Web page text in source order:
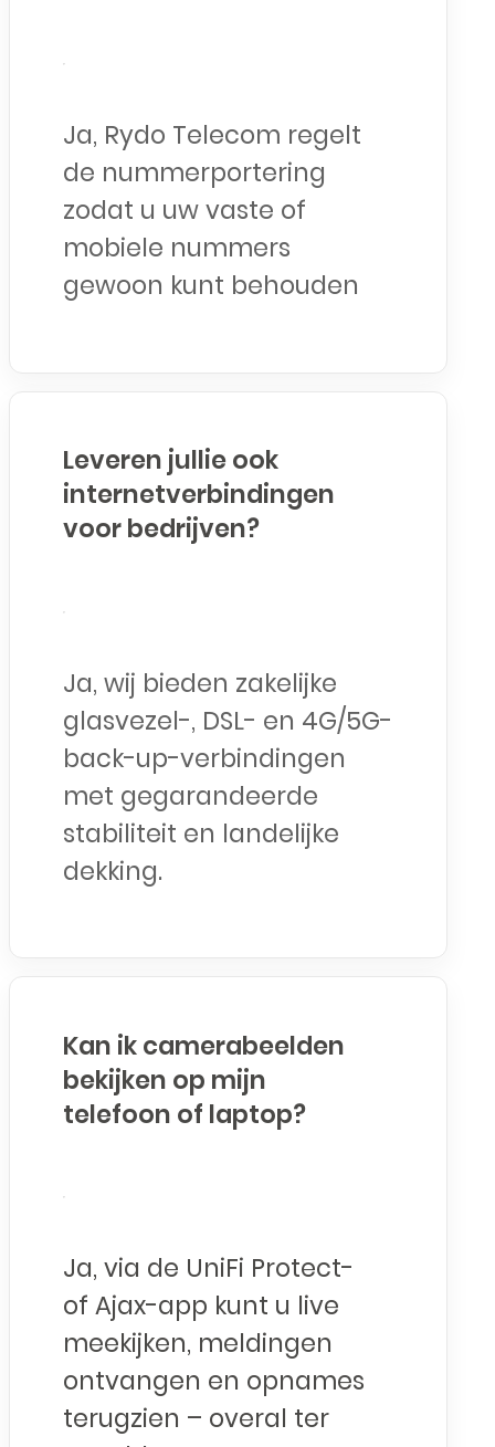
Ja, Rydo Telecom regelt
de nummerportering
zodat u uw vaste of
mobiele nummers
gewoon kunt behouden
Leveren jullie ook
internetverbindingen
voor bedrijven?
Ja, wij bieden zakelijke
glasvezel-, DSL- en 4G/5G-
back-up-verbindingen
met gegarandeerde
stabiliteit en landelijke
dekking.
Kan ik camerabeelden
bekijken op mijn
telefoon of laptop?
Ja, via de UniFi Protect-
of Ajax-app kunt u live
meekijken, meldingen
ontvangen en opnames
terugzien – overal ter